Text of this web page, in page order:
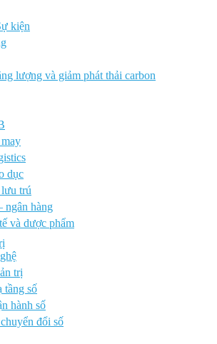
kiện
lượng và giảm phát thải carbon
dục
trú
ngân hàng
và dược phẩm
trị
tầng số
hành số
đổi số